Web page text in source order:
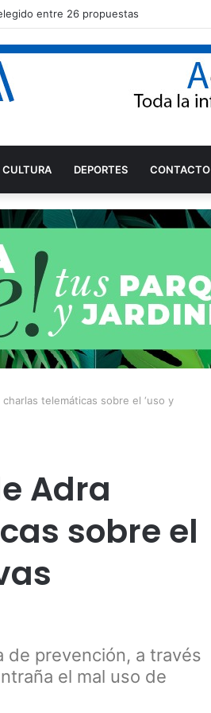
campeón del mundo júnior de Snipe
CULTURA DEPORTES CONTACTO
telemáticas sobre el ‘uso y
Adra
sobre el
de prevención, a través
el mal uso de